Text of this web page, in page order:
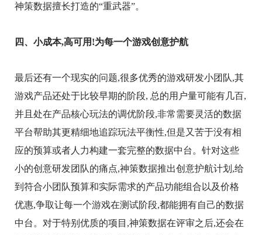
神策数据擅长打造的“重武器”。
四、小成本,高可用!为每一个游戏创意护航
最后还有一个现实的问题,很多优秀的游戏研发小团队,其
游戏产品还处于比较早期的阶段, 总的用户量可能有几百,
并且处在产品核心玩法的调优阶段,非常需要灵活的数据
平台帮助其更精细地追踪玩法平衡性,但是又苦于没有相
应的预算或者人力构建一套完整的数据中台。针对这些
小的创意研发团队的痛点,神策数据推出创意护航计划,给
到符合小团队预算和实际需求的产品功能组合以及价格
优惠,争取让每一个游戏在测试阶段,都能拥有自己的数据
中台。对于特别优质的项目,神策数据在评审之后,还会在